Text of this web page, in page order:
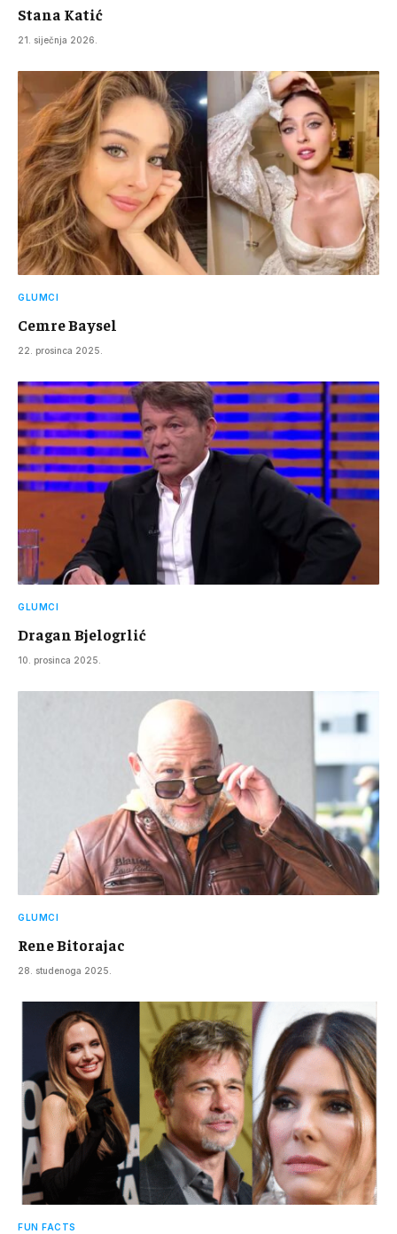
Stana Katić
21. siječnja 2026.
GLUMCI
Cemre Baysel
22. prosinca 2025.
GLUMCI
Dragan Bjelogrlić
10. prosinca 2025.
GLUMCI
Rene Bitorajac
28. studenoga 2025.
FUN FACTS